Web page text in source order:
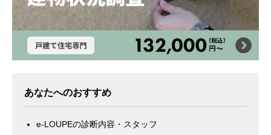
あなたへのおすすめ
e-LOUPEの診断内容・スタッフ